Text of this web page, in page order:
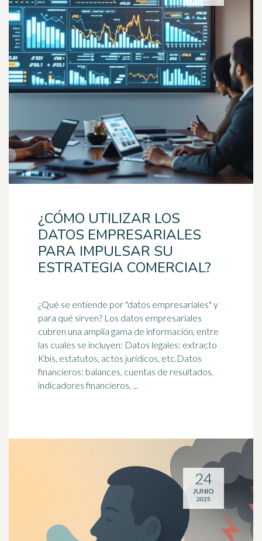
¿CÓMO UTILIZAR LOS
DATOS EMPRESARIALES
PARA IMPULSAR SU
ESTRATEGIA COMERCIAL?
¿Qué se entiende por "datos empresariales" y
para qué sirven? Los datos empresariales
cubren una amplia gama de información, entre
las cuales se incluyen: Datos legales: extracto
Kbis, estatutos, actos jurídicos, etc.Datos
financieros: balances, cuentas de resultados,
indicadores financieros, ...
24
JUNIO
2025